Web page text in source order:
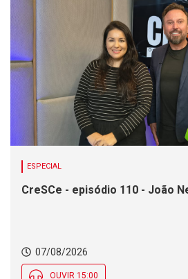
ESPECIAL
CreSCe - episódio 110 - João
07/08/2026
OUVIR 15:00